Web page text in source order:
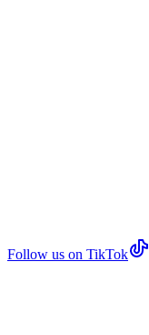
Follow us on TikTok